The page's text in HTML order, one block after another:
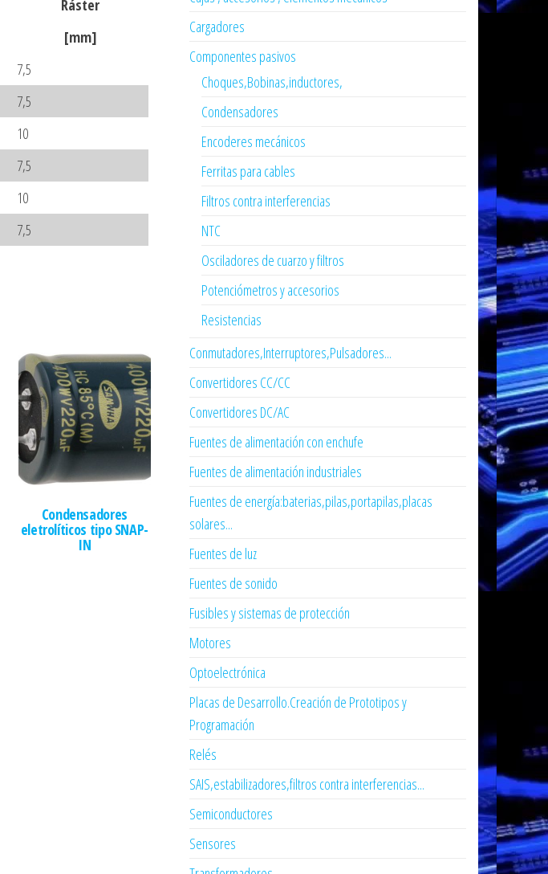
Ráster
[mm]
7,5
7,5
10
7,5
10
7,5
Condensadores
eletrolíticos tipo SNAP-
IN
Cargadores
Componentes pasivos
Choques,Bobinas,inductores,
Condensadores
Encoderes mecánicos
Ferritas para cables
Filtros contra interferencias
NTC
Osciladores de cuarzo y filtros
Potenciómetros y accesorios
Resistencias
Conmutadores,Interruptores,Pulsadores...
Convertidores CC/CC
Convertidores DC/AC
Fuentes de alimentación con enchufe
Fuentes de alimentación industriales
Fuentes de energía:baterias,pilas,portapilas,placas
solares...
Fuentes de luz
Fuentes de sonido
Fusibles y sistemas de protección
Motores
Optoelectrónica
Placas de Desarrollo.Creación de Prototipos y
Programación
Relés
SAIS,estabilizadores,filtros contra interferencias...
Semiconductores
Sensores